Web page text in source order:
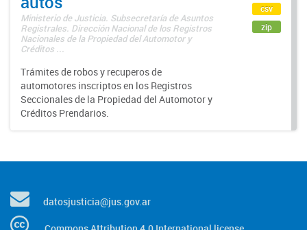
Ministerio de Justicia. Subsecretaría de Asuntos
Registrales. Dirección Nacional de los Registros
Nacionales de la Propiedad del Automotor y
Créditos ...
Trámites de robos y recuperos de
automotores inscriptos en los Registros
Seccionales de la Propiedad del Automotor y
Créditos Prendarios.
csv
zip
datosjusticia@jus.gov.ar